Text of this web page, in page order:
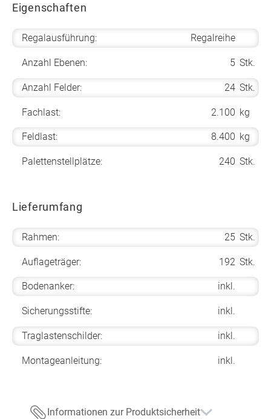
Eigenschaften
Regalausführung: Regalreihe
Anzahl Ebenen: 5 Stk.
Anzahl Felder: 24 Stk.
Fachlast: 2.100 kg
Feldlast: 8.400 kg
Palettenstellplätze: 240 Stk.
Lieferumfang
Rahmen: 25 Stk.
Auflageträger: 192 Stk.
Bodenanker: inkl.
Sicherungsstifte: inkl.
Traglastenschilder: inkl.
Montageanleitung: inkl.
Informationen zur Produktsicherheit